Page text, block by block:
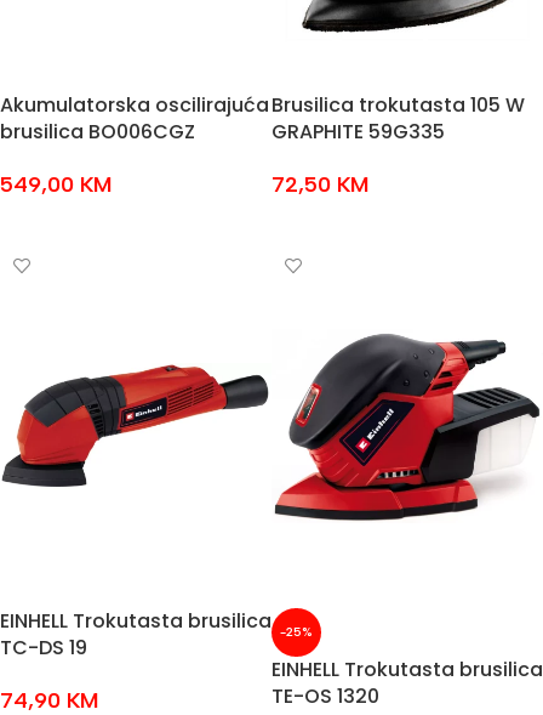
Akumulatorska oscilirajuća
brusilica BO006CGZ
549,00 KM
Brusilica trokutasta 105 W
GRAPHITE 59G335
72,50 KM
EINHELL Trokutasta brusilica
TC-DS 19
74,90 KM
-25%
EINHELL Trokutasta brusilica
TE-OS 1320